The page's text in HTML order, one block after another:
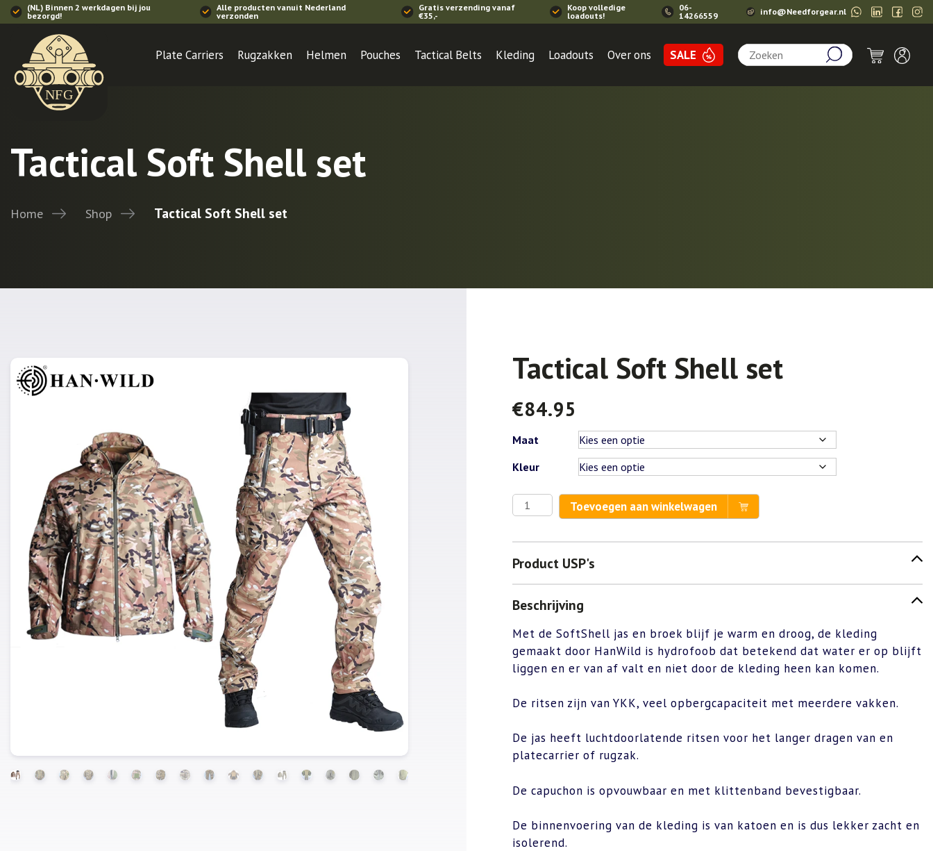
(NL) Binnen 2 werkdagen bij jou
bezorgd!
Alle producten vanuit Nederland
verzonden
Gratis verzending vanaf
€35,-
Koop volledige
loadouts!
06-
14266559
info@Needforgear.nl
Plate Carriers Rugzakken Helmen Pouches Tactical Belts Kleding Loadouts Over ons SALE Zoeken:
Tactical Soft Shell set
Home Shop Tactical Soft Shell set
Tactical Soft Shell set
€84.95
Maat
Kleur
Tactical
Soft
aantal
Toevoegen aan winkelwagen
Product USP's
Beschrijving
Met de SoftShell jas en broek blijf je warm en droog, de kleding
gemaakt door HanWild is hydrofoob dat betekend dat water er op blijft
liggen en er van af valt en niet door de kleding heen kan komen.
De ritsen zijn van YKK, veel opbergcapaciteit met meerdere vakken.
De jas heeft luchtdoorlatende ritsen voor het langer dragen van en
platecarrier of rugzak.
De capuchon is opvouwbaar en met klittenband bevestigbaar.
De binnenvoering van de kleding is van katoen en is dus lekker zacht en
isolerend.